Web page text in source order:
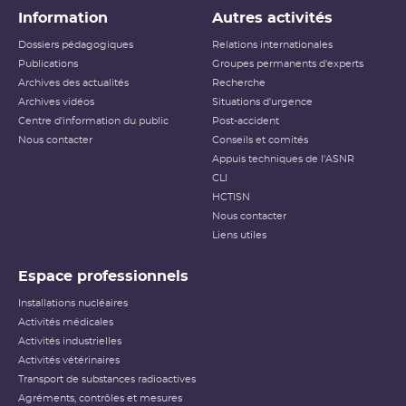
Information
Dossiers pédagogiques
Publications
Archives des actualités
Archives vidéos
Centre d'information du public
Nous contacter
Autres activités
Relations internationales
Groupes permanents d'experts
Recherche
Situations d'urgence
Post-accident
Conseils et comités
Appuis techniques de l'ASNR
CLI
HCTISN
Nous contacter
Liens utiles
Espace professionnels
Installations nucléaires
Activités médicales
Activités industrielles
Activités vétérinaires
Transport de substances radioactives
Agréments, contrôles et mesures